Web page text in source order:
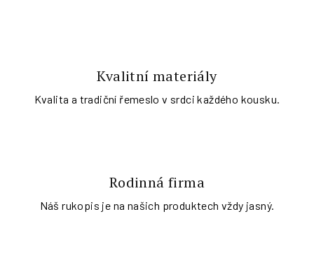
Kvalitní materiály
Kvalita a tradiční řemeslo v srdci každého kousku.
Rodinná firma
Náš rukopis je na našich produktech vždy jasný.